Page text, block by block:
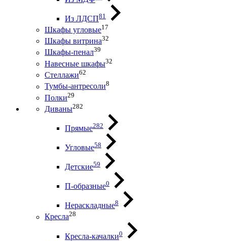
Из ЛДСП81
Шкафы угловые17
Шкафы витрина32
Шкафы-пенал39
Навесные шкафы32
Стеллажи62
Тумбы-антресоли8
Полки29
Диваны282
Прямые282
Угловые58
Детские59
П-образные0
Нераскладные8
Кресла28
Кресла-качалки0